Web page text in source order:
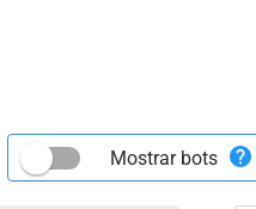
Mostrar bots